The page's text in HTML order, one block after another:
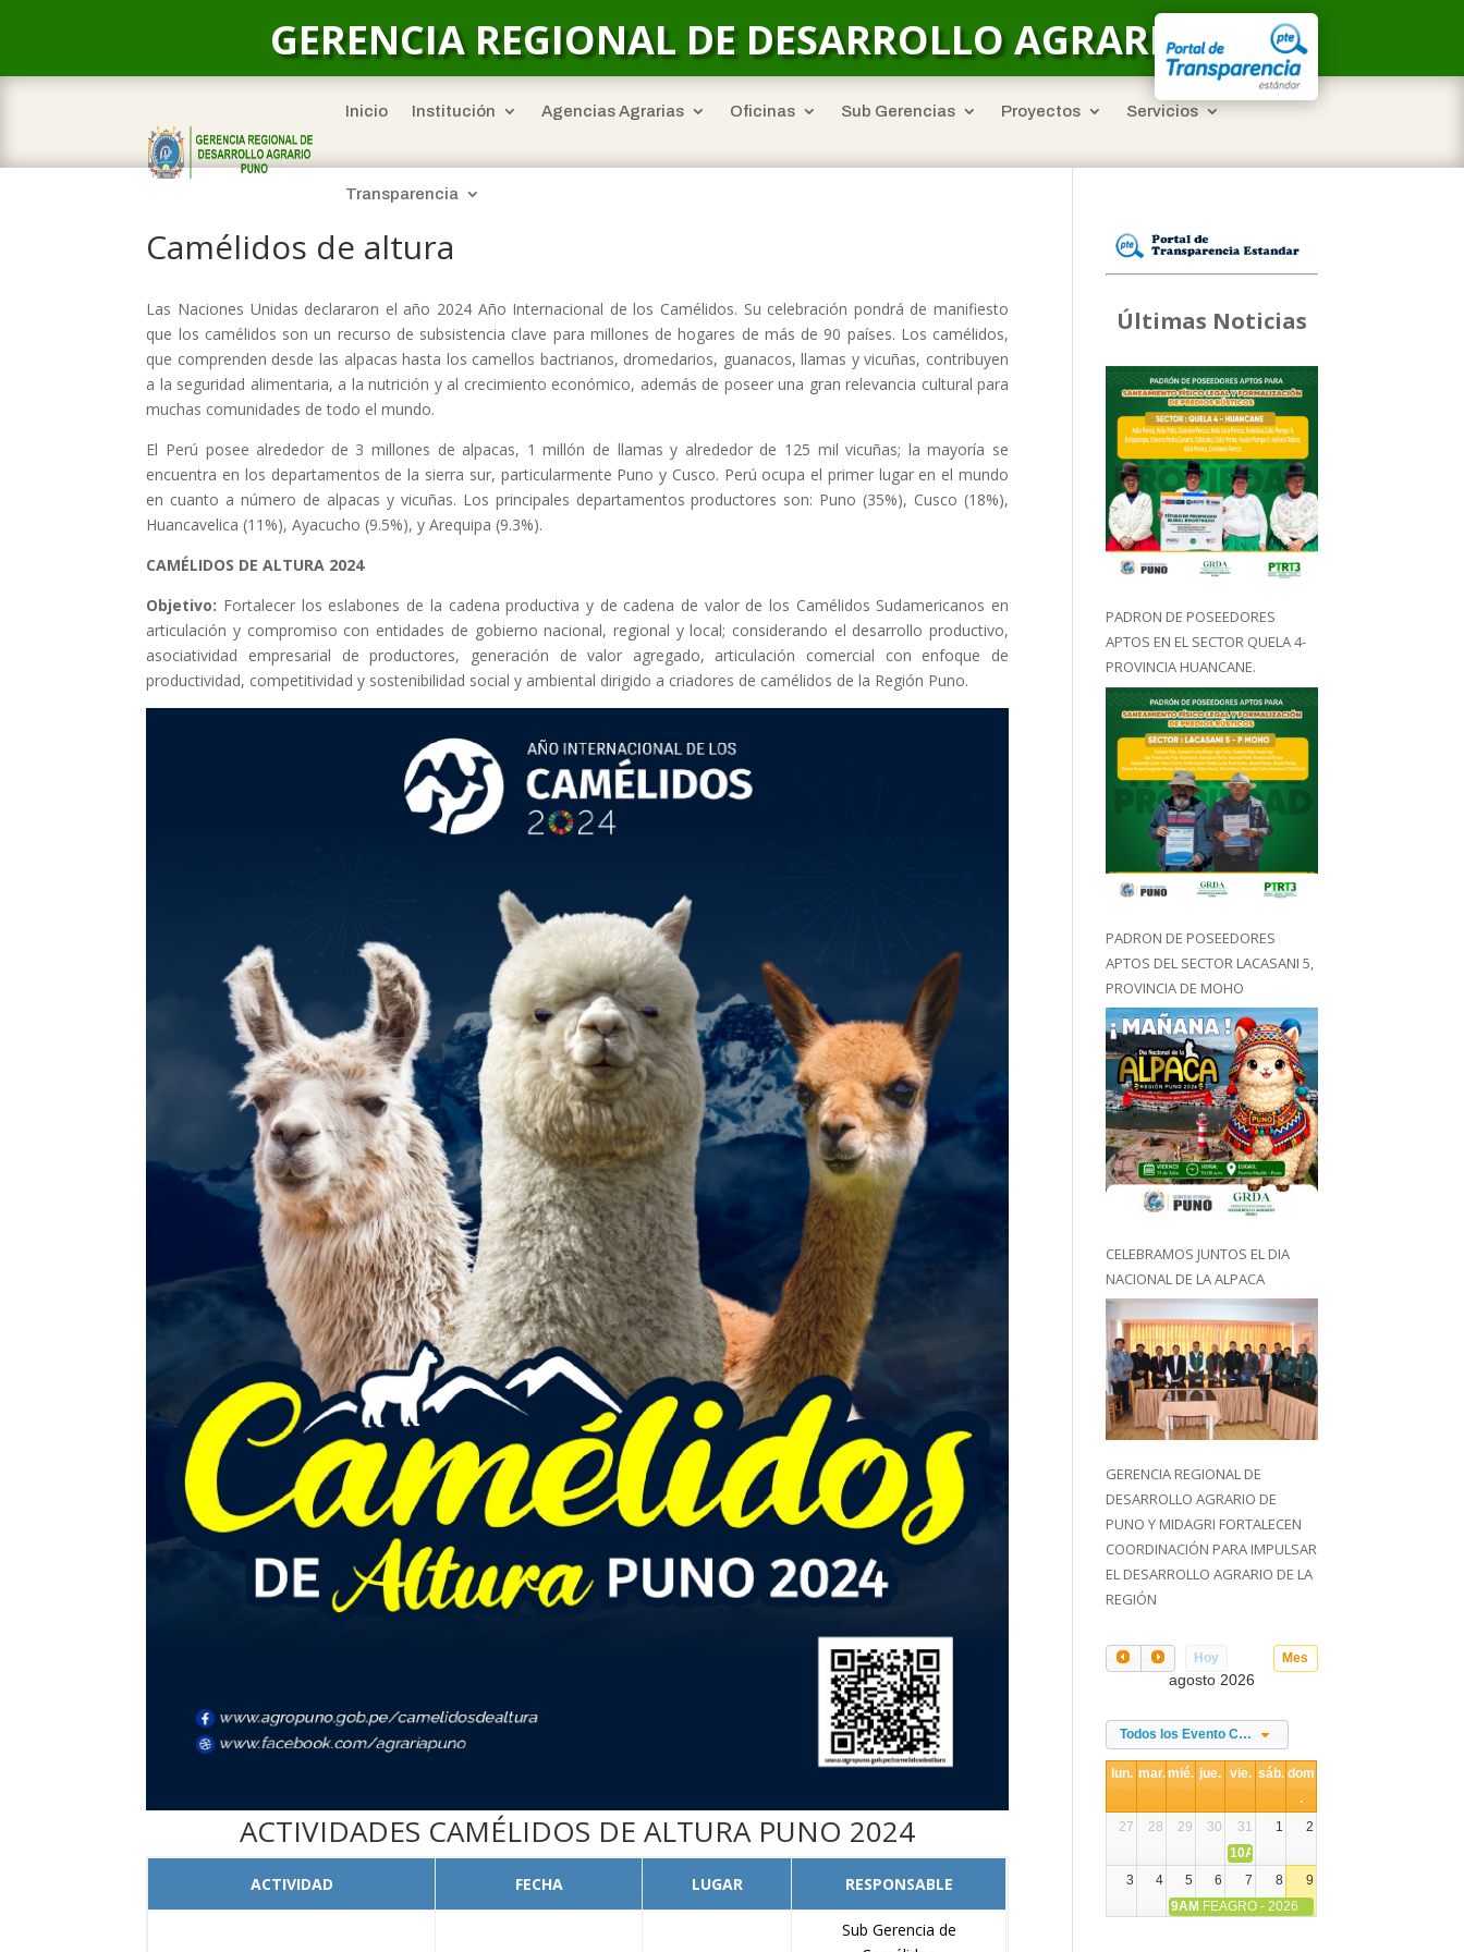
GERENCIA REGIONAL DE DESARROLLO AGRARIO
Inicio Institución Agencias Agrarias Oficinas Sub Gerencias Proyectos Servicios
Transparencia
Camélidos de altura
Las Naciones Unidas declararon el año 2024 Año Internacional de los Camélidos. Su celebración pondrá de manifiesto
que los camélidos son un recurso de subsistencia clave para millones de hogares de más de 90 países. Los camélidos,
que comprenden desde las alpacas hasta los camellos bactrianos, dromedarios, guanacos, llamas y vicuñas, contribuyen
a la seguridad alimentaria, a la nutrición y al crecimiento económico, además de poseer una gran relevancia cultural para
muchas comunidades de todo el mundo.
El Perú posee alrededor de 3 millones de alpacas, 1 millón de llamas y alrededor de 125 mil vicuñas; la mayoría se
encuentra en los departamentos de la sierra sur, particularmente Puno y Cusco. Perú ocupa el primer lugar en el mundo
en cuanto a número de alpacas y vicuñas. Los principales departamentos productores son: Puno (35%), Cusco (18%),
Huancavelica (11%), Ayacucho (9.5%), y Arequipa (9.3%).
CAMÉLIDOS DE ALTURA 2024
Objetivo: Fortalecer los eslabones de la cadena productiva y de cadena de valor de los Camélidos Sudamericanos en
articulación y compromiso con entidades de gobierno nacional, regional y local; considerando el desarrollo productivo,
asociatividad empresarial de productores, generación de valor agregado, articulación comercial con enfoque de
productividad, competitividad y sostenibilidad social y ambiental dirigido a criadores de camélidos de la Región Puno.
ACTIVIDADES CAMÉLIDOS DE ALTURA PUNO 2024
ACTIVIDAD FECHA LUGAR RESPONSABLE
Sub Gerencia de
Últimas Noticias
PADRON DE POSEEDORES
APTOS EN EL SECTOR QUELA 4-
PROVINCIA HUANCANE.
PADRON DE POSEEDORES
APTOS DEL SECTOR LACASANI 5,
PROVINCIA DE MOHO
CELEBRAMOS JUNTOS EL DIA
NACIONAL DE LA ALPACA
GERENCIA REGIONAL DE
DESARROLLO AGRARIO DE
PUNO Y MIDAGRI FORTALECEN
COORDINACIÓN PARA IMPULSAR
EL DESARROLLO AGRARIO DE LA
REGIÓN
Hoy Mes
agosto 2026
Todos los Evento Categories
lun. mar.mié. jue. vie. sáb. dom
.
27
28 29 30 31 1
2
10AM
3
4 5 6 7 8
9
9AM FEAGRO - 2026